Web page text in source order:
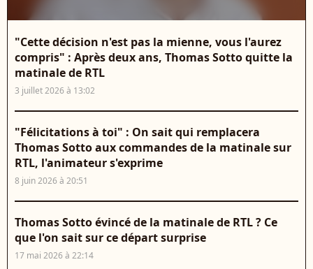
"Cette décision n'est pas la mienne, vous l'aurez
compris" : Après deux ans, Thomas Sotto quitte la
matinale de RTL
3 juillet 2026 à 13:02
"Félicitations à toi" : On sait qui remplacera
Thomas Sotto aux commandes de la matinale sur
RTL, l'animateur s'exprime
8 juin 2026 à 20:51
Thomas Sotto évincé de la matinale de RTL ? Ce
que l'on sait sur ce départ surprise
17 mai 2026 à 22:14